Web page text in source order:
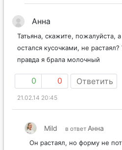
Анна
Татьяна, скажите, пожалуйста,
остался кусочками, не
правда я брала молочный
0 0 Ответить
21.02.14 20:45
Mild в ответ Анна
Он растаял, но форму не